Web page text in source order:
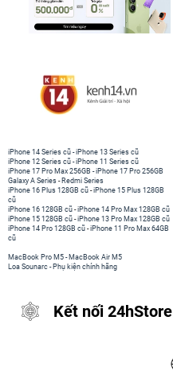
iPhone 14 Series cũ -iPhone 13 Series cũ
iPhone 12 Series cũ -iPhone 11 Series cũ
iPhone 17 Pro Max 256GB -iPhone 17 Pro 256GB
Galaxy A Series - Redmi Series
iPhone 16 Plus 128GB cũ -iPhone 15 Plus 128GB
cũ
iPhone 16 128GB cũ -iPhone 14 Pro Max 128GB cũ
iPhone 15 128GB cũ -iPhone 13 Pro Max 128GB cũ
iPhone 14 Pro 128GB cũ -iPhone 11 Pro Max 64GB
cũ
MacBook Pro M5 - MacBook Air M5
Loa Sounarc - Phụ kiện chính hãng
Kết nối 24hStore